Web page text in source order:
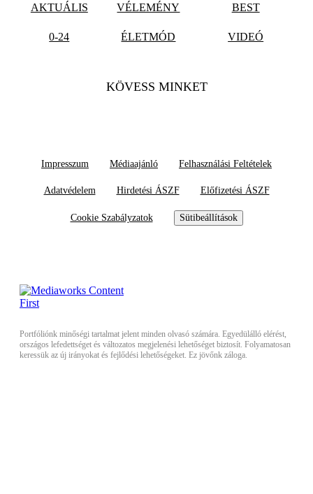
AKTUÁLIS VÉLEMÉNY BEST
0-24 ÉLETMÓD VIDEÓ
KÖVESS MINKET
Impresszum Médiaajánló Felhasználási Feltételek
Adatvédelem Hirdetési ÁSZF Előfizetési ÁSZF
Cookie Szabályzatok Sütibeállítások
Portfóliónk minőségi tartalmat jelent minden olvasó számára. Egyedülálló elérést,
országos lefedettséget és változatos megjelenési lehetőséget biztosít. Folyamatosan
keressük az új irányokat és fejlődési lehetőségeket. Ez jövőnk záloga.